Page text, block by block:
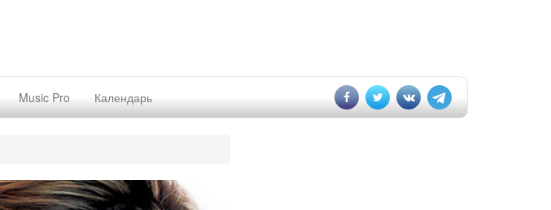
Music Pro Календарь